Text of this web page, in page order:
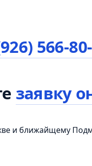
566-
заявку
и ближайщему